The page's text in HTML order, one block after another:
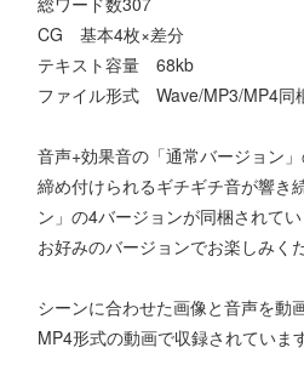
CG 基本4枚×差分
テキスト容量 68kb
ファイル形式 Wave/MP3/MP4同
音声+効果音の「通常バージョン
締め付けられるギチギチ音が響き
ン」の4バージョンが同梱されてい
お好みのバージョンでお楽しみくだ
シーンに合わせた画像と音声を動
MP4形式の動画で収録されています